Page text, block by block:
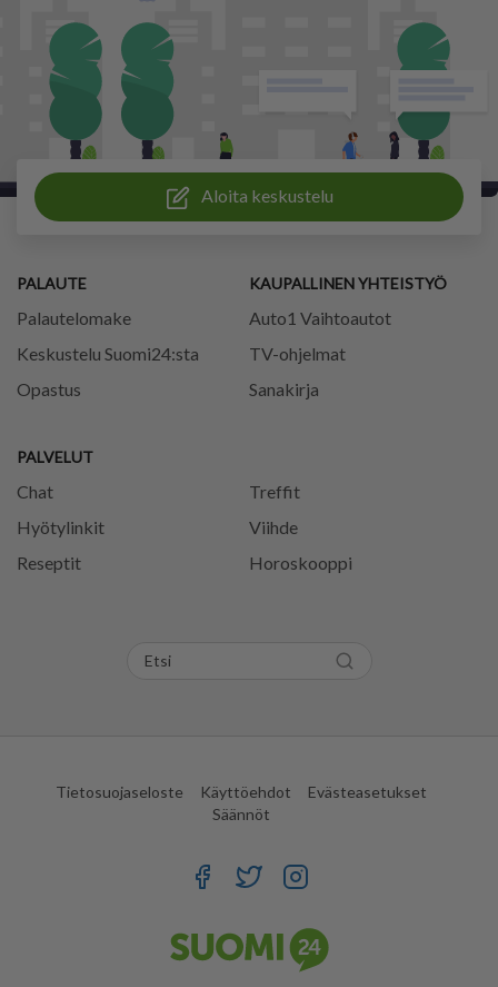
Aloita keskustelu
PALAUTE
Palautelomake
Keskustelu Suomi24:sta
Opastus
PALVELUT
Chat
Treffit
Hyötylinkit
Viihde
Reseptit
Horoskooppi
KAUPALLINEN YHTEISTYÖ
Auto1 Vaihtoautot
TV-ohjelmat
Sanakirja
Tietosuojaseloste Käyttöehdot
Evästeasetukset
Säännöt